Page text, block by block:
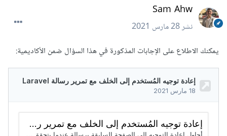
Sam Ahw
نشر28 مارس 2021
يمكنك الاطلاع على الإجابات المذكورة في هذا السؤال ضمن الأكاديمية: